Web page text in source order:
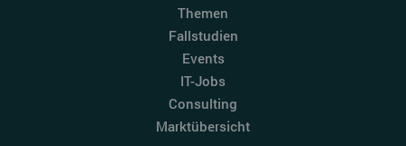
Themen
Fallstudien
Events
IT-Jobs
Consulting
Marktübersicht